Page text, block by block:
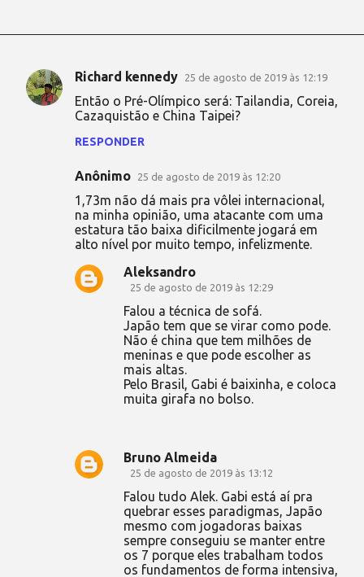
C
Richard kennedy 25 de agosto de 2019 às 12:19
Então o Pré-Olímpico será: Tailandia, Coreia,
Cazaquistão e China Taipei?
RESPONDER
Anônimo 25 de agosto de 2019 às 12:20
1,73m não dá mais pra vôlei internacional,
na minha opinião, uma atacante com uma
estatura tão baixa dificilmente jogará em
alto nível por muito tempo, infelizmente.
Aleksandro
25 de agosto de 2019 às 12:29
Falou a técnica de sofá.
Japão tem que se virar como pode.
Não é china que tem milhões de
meninas e que pode escolher as
mais altas.
Pelo Brasil, Gabi é baixinha, e coloca
muita girafa no bolso.
Bruno Almeida
25 de agosto de 2019 às 13:12
Falou tudo Alek. Gabi está aí pra
quebrar esses paradigmas, Japão
mesmo com jogadoras baixas
sempre conseguiu se manter entre
os 7 porque eles trabalham todos
os fundamentos de forma intensiva,